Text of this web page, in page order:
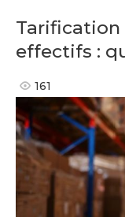
Tarification
effectifs :
161